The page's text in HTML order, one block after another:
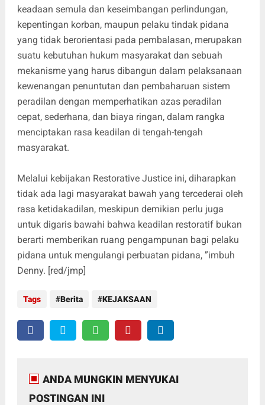
keadaan semula dan keseimbangan perlindungan,
kepentingan korban, maupun pelaku tindak pidana
yang tidak berorientasi pada pembalasan, merupakan
suatu kebutuhan hukum masyarakat dan sebuah
mekanisme yang harus dibangun dalam pelaksanaan
kewenangan penuntutan dan pembaharuan sistem
peradilan dengan memperhatikan azas peradilan
cepat, sederhana, dan biaya ringan, dalam rangka
menciptakan rasa keadilan di tengah-tengah
masyarakat.
Melalui kebijakan Restorative Justice ini, diharapkan
tidak ada lagi masyarakat bawah yang tercederai oleh
rasa ketidakadilan, meskipun demikian perlu juga
untuk digaris bawahi bahwa keadilan restoratif bukan
berarti memberikan ruang pengampunan bagi pelaku
pidana untuk mengulangi perbuatan pidana, ”imbuh
Denny. [red/jmp]
Tags Berita KEJAKSAAN
ANDA MUNGKIN MENYUKAI
POSTINGAN INI